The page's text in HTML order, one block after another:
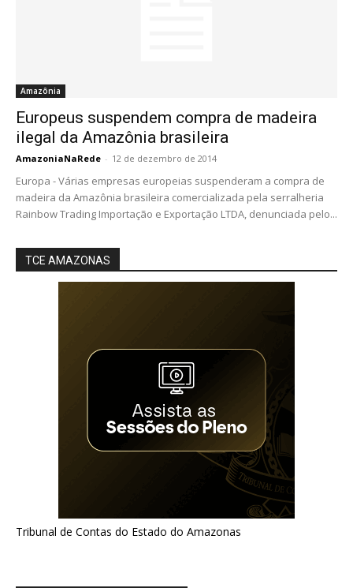
Amazônia
Europeus suspendem compra de madeira
ilegal da Amazônia brasileira
AmazoniaNaRede - 12 de dezembro de 2014
Europa - Várias empresas europeias suspenderam a compra de
madeira da Amazônia brasileira comercializada pela serralheria
Rainbow Trading Importação e Exportação LTDA, denunciada pelo...
TCE AMAZONAS
Tribunal de Contas do Estado do Amazonas